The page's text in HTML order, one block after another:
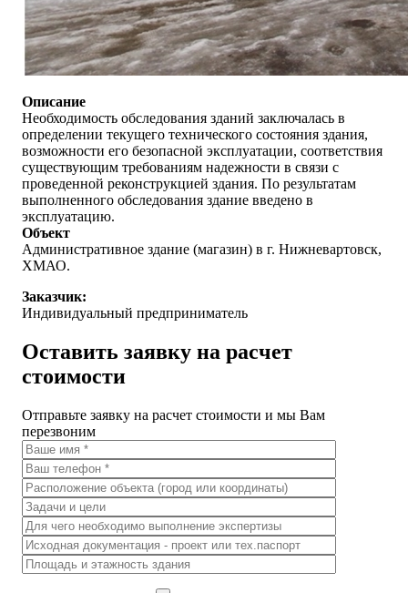
Описание
Необходимость обследования зданий заключалась в
определении текущего технического состояния здания,
возможности его безопасной эксплуатации, соответствия
существующим требованиям надежности в связи с
проведенной реконструкцией здания. По результатам
выполненного обследования здание введено в
эксплуатацию.
Объект
Административное здание (магазин) в г. Нижневартовск,
ХМАО.
Заказчик:
Индивидуальный предприниматель
Оставить заявку на расчет
стоимости
Отправьте заявку на расчет стоимости и мы Вам
перезвоним